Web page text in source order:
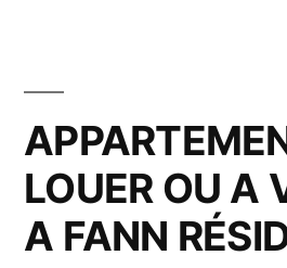
LOUER OU A
A FANN